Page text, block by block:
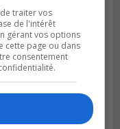
traiter vos
de l'intérêt
gérant vos options
cette page ou dans
consentement